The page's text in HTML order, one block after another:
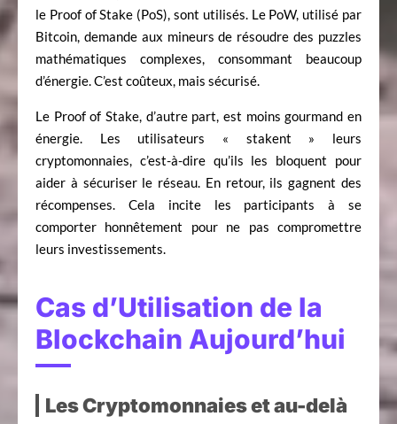
le Proof of Stake (PoS), sont utilisés. Le PoW, utilisé par
Bitcoin, demande aux mineurs de résoudre des puzzles
mathématiques complexes, consommant beaucoup
d’énergie. C’est coûteux, mais sécurisé.
Le Proof of Stake, d’autre part, est moins gourmand en
énergie. Les utilisateurs « stakent » leurs
cryptomonnaies, c’est-à-dire qu’ils les bloquent pour
aider à sécuriser le réseau. En retour, ils gagnent des
récompenses. Cela incite les participants à se
comporter honnêtement pour ne pas compromettre
leurs investissements.
Cas d’Utilisation de la
Blockchain Aujourd’hui
Les Cryptomonnaies et au-delà